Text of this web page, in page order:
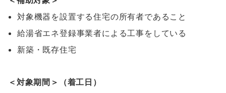
対象機器を設置する住宅の所有者であること
給湯省エネ登録事業者による工事をしている
新築・既存住宅
＜対象期間＞（着工日）